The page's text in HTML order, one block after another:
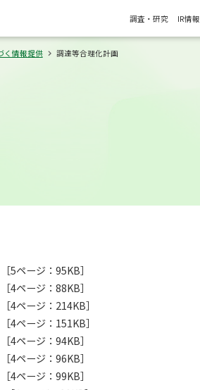
調査・研究 IR情報
く情報提供 調達等合理化計画
［5ページ：95KB］
［4ページ：88KB］
［4ページ：214KB］
［4ページ：151KB］
［4ページ：94KB］
［4ページ：96KB］
［4ページ：99KB］